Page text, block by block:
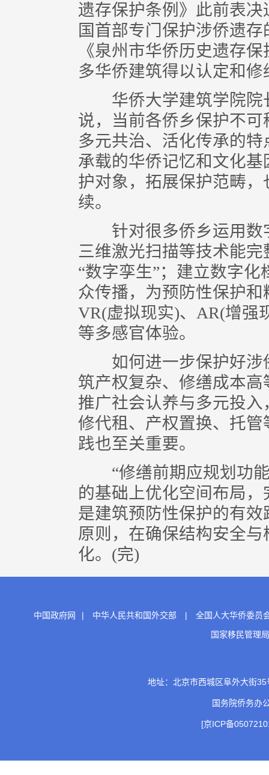
遗存保护条例》此前表
国首部专门保护涉侨遗
《泉州市华侨历史遗存
多华侨建筑得以认定和修
华侨大学建筑学院院
说，当前各侨乡保护不
多元共治、活化传承的
承载的华侨记忆和文化
护对象，拓展保护范畴
续。
针对很多侨乡运用数
三维激光扫描等技术能
“数字孪生”；建立数字
众传播，为预防性保护
VR(虚拟现实)、AR(增强
等多感官体验。
如何进一步保护好涉
筑产权复杂、修缮成本
推广社会认养与多元投
修代租、产权置换、托
践也至关重要。
“修缮前期应规划功能
的基础上优化空间布局
是建筑预防性保护的有效
原则，在确保结构安全
化。(完)
中国政府网 | 中华人民共和国外交部 |
全国人大华侨委员
国家移民管理局
地址：北京市西城区阜外大街
国务院侨务
[京ICP备